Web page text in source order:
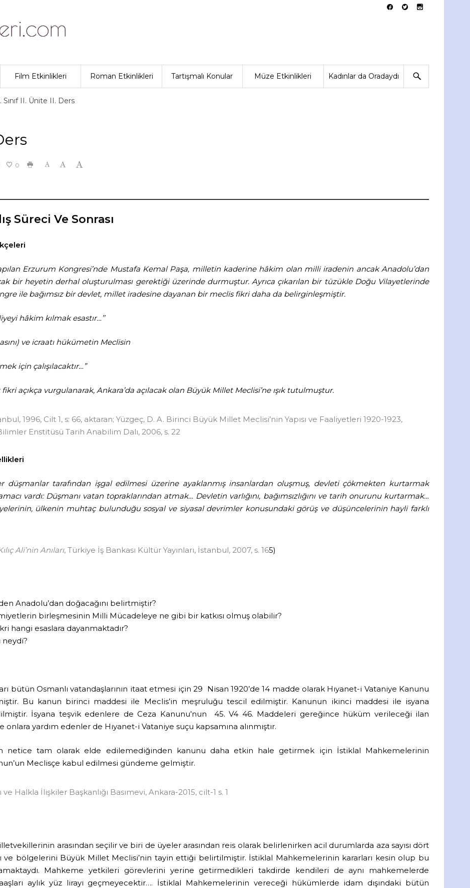
Film Etkinlikleri Roman Etkinlikleri Tartışmalı Konular Müze Etkinlikleri Kadınlar da Oradaydı
Sınıf II. Ünite II. Ders
0
Süreci Ve Sonrası
Erzurum Kongresi’nde Mustafa Kemal Paşa, milletin kaderine hâkim olan milli iradenin ancak Anadolu’dan
bir heyetin derhal oluşturulması gerektiği üzerinde durmuştur. Ayrıca çıkarılan bir tüzükle Doğu Vilayetlerinde
ile bağımsız bir devlet, millet iradesine dayanan bir meclis fikri daha da belirginleşmiştir.
hâkim kılmak esastır…’’
ve icraatı hükümetin Meclisin
için çalışılacaktır…”
açıkça vurgulanarak, Ankara’da açılacak olan Büyük Millet Meclisi’ne ışık tutulmuştur.
1996, Cilt 1, s: 66, aktaran; Yüzgeç, D. A. Birinci Büyük Millet Meclisi’nin Yapısı ve Faaliyetleri 1920-1923,
Enstitüsü Tarih Anabilim Dalı, 2006, s. 22
düşmanlar tarafından işgal edilmesi üzerine ayaklanmış insanlardan oluşmuş, devleti çökmekten kurtarmak
vardı: Düşmanı vatan topraklarından atmak… Devletin varlığını, bağımsızlığını ve tarih onurunu kurtarmak…
ülkenin muhtaç bulunduğu sosyal ve siyasal devrimler konusundaki görüş ve düşüncelerinin hayli farklı
Ali’nin Anıları, Türkiye İş Bankası Kültür Yayınları, İstanbul, 2007, s. 165)
Anadolu’dan doğacağını belirtmiştir?
birleşmesinin Milli Mücadeleye ne gibi bir katkısı olmuş olabilir?
hangi esaslara dayanmaktadır?
neydi?
bütün Osmanlı vatandaşlarının itaat etmesi için 29 Nisan 1920’de 14 madde olarak Hıyanet-i Vataniye Kanunu
Bu kanun birinci maddesi ile Meclis’in meşruluğu tescil edilmiştir. Kanunun ikinci maddesi ile isyana
İsyana teşvik edenlere de Ceza Kanunu’nun 45. V4 46. Maddeleri gereğince hüküm verileceği ilan
yardım edenler de Hıyanet-i Vataniye suçu kapsamına alınmıştır.
netice tam olarak elde edilemediğinden kanunu daha etkin hale getirmek için İstiklal Mahkemelerinin
Meclisçe kabul edilmesi gündeme gelmiştir.
ve Halkla İlişkiler Başkanlığı Basımevi, Ankara-2015, cilt-1 s. 1
arasından seçilir ve biri de üyeler arasından reis olarak belirlenirken acil durumlarda aza sayısı dört
ve bölgelerini Büyük Millet Meclisi’nin tayin ettiği belirtilmiştir. İstiklal Mahkemelerinin kararları kesin olup bu
Mahkeme yetkileri görevlerini yerine getirmedikleri takdirde kendileri de aynı mahkemelerde
aylık yüz lirayı geçmeyecektir…. İstiklal Mahkemelerinin vereceği hükümlerde idam dışındaki bütün